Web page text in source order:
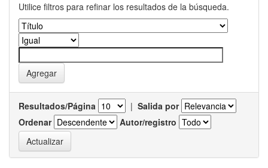
Utilice filtros para refinar los resultados de la búsqueda.
Resultados/Página | Salida por
Ordenar
Autor/registro